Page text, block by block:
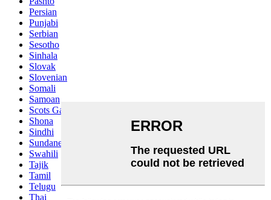
Persian
Punjabi
Serbian
Sesotho
Sinhala
Slovak
Slovenian
Somali
Samoan
Scots Gaelic
Shona
Sindhi
Sundanese
Swahili
Tajik
Tamil
Telugu
Thai